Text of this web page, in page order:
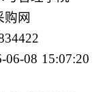
购网
06-08 15:07:20